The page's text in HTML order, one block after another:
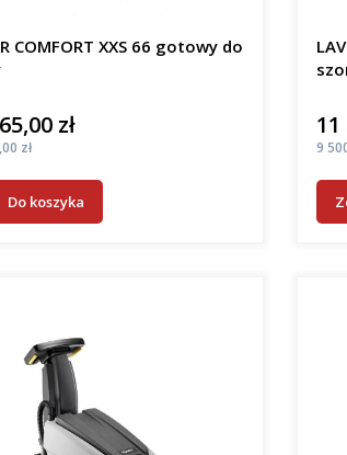
COMFORT XXS 66 gotowy do
zł
zł
Do koszyka
11
Cena
9